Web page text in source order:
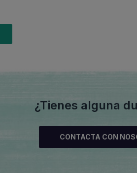
¿Tienes alguna
CONTACTA CON